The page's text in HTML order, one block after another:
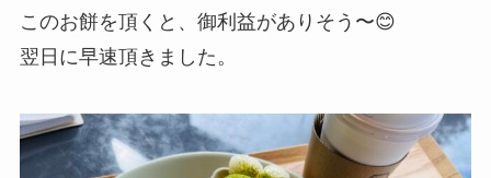
このお餅を頂くと、御利益がありそう〜😊
翌日に早速頂きました。